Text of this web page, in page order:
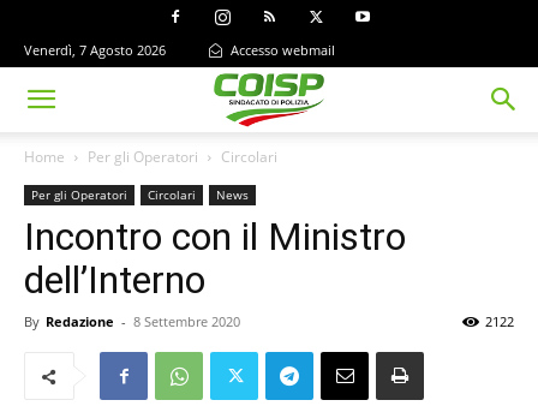
Venerdì, 7 Agosto 2026 Accesso webmail
Home Per gli Operatori Circolari
Per gli Operatori Circolari News
Incontro con il Ministro
dell’Interno
By Redazione - 8 Settembre 2020 2122